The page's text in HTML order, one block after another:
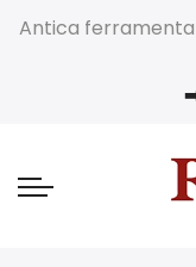
Antica